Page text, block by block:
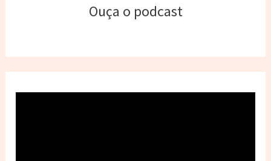
Ouça o podcast